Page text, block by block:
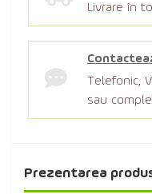
Livrare în
Telefonic,
sau
Prezentarea